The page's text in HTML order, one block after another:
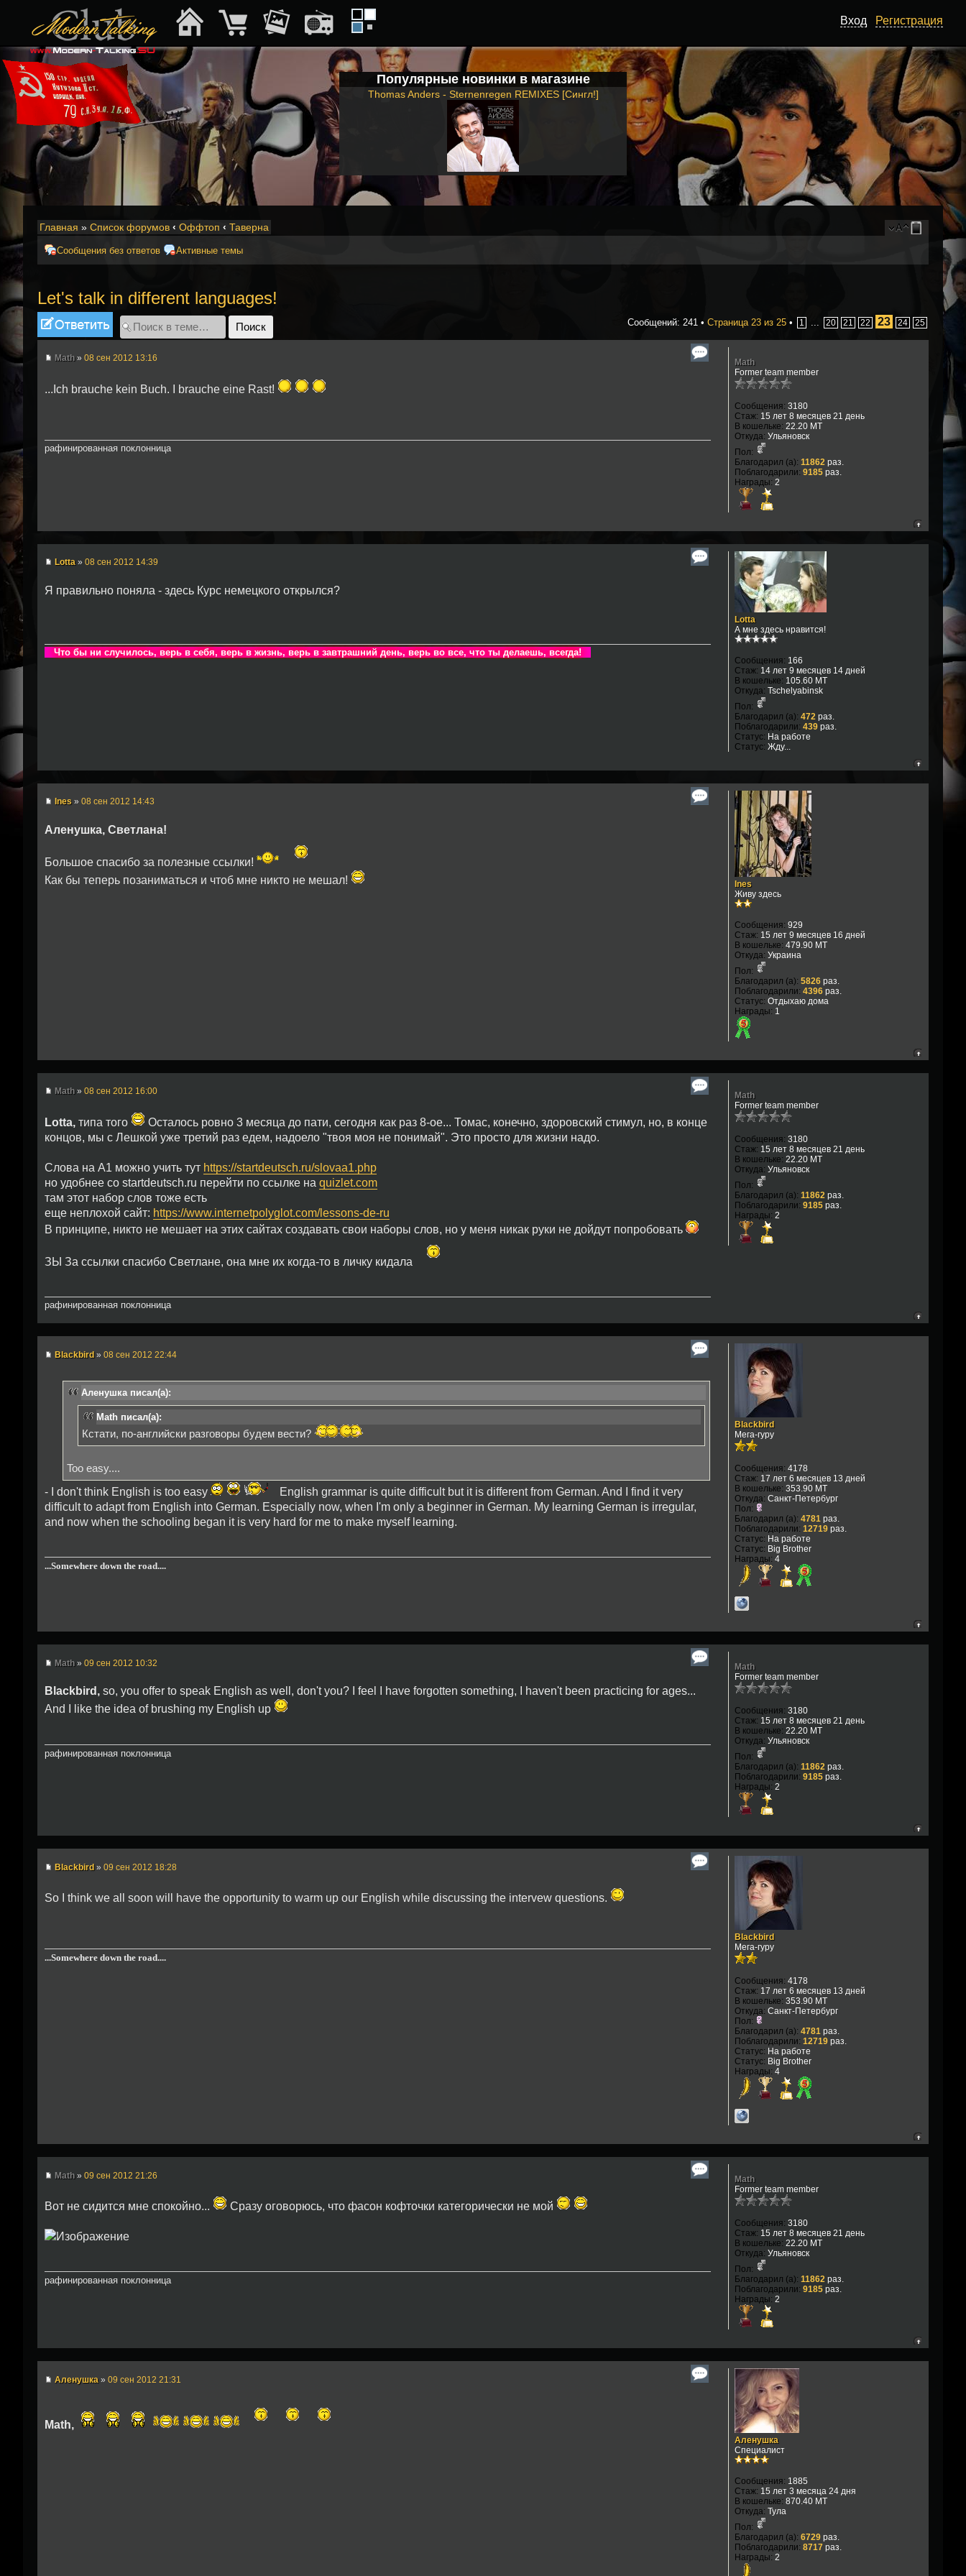
Популярные новинки в магазине
Thomas Anders - Sternenregen REMIXES [Сингл!]
Главная » Список форумов ‹ Оффтоп ‹ Таверна
Сообщения без ответов Активные темы
Let's talk in different languages!
Ответить Сообщений: 241 • Страница 23 из 25 • 1 20 21 22 23 24 25
Math » 08 сен 2012 13:16
...Ich brauche kein Buch. I brauche eine Rast!
рафинированная поклонница
Math
Former team member
Сообщения: 3180
Стаж: 15 лет 8 месяцев 21 день
В кошельке: 22.20 MT
Откуда: Ульяновск
Пол:
Благодарил (а): 11862раз.
Поблагодарили: 9185раз.
Награды: 2
Lotta » 08 сен 2012 14:39
Я правильно поняла - здесь Курс немецкого открылся?
Что бы ни случилось, верь в себя, верь в жизнь, верь в завтрашний день, верь во все, что ты делаешь, всегда!
Lotta
А мне здесь нравится!
Сообщения: 166
Стаж: 14 лет 9 месяцев 14 дней
В кошельке: 105.60 MT
Откуда: Tschelyabinsk
Пол:
Благодарил (а): 472раз.
Поблагодарили: 439раз.
Статус: На работе
Статус: Жду...
Ines » 08 сен 2012 14:43
Аленушка, Светлана!
Большое спасибо за полезные ссылки!
Как бы теперь позаниматься и чтоб мне никто не мешал!
Ines
Живу здесь
Сообщения: 929
Стаж: 15 лет 9 месяцев 16 дней
В кошельке: 479.90 MT
Откуда: Украина
Пол:
Благодарил (а): 5826раз.
Поблагодарили: 4396раз.
Статус: Отдыхаю дома
Награды: 1
Math » 08 сен 2012 16:00
Lotta, типа того
Осталось ровно 3 месяца до пати, сегодня как раз 8-ое... Томас, конечно, здоровский стимул, но, в конце
концов, мы с Лешкой уже третий раз едем, надоело "твоя моя не понимай". Это просто для жизни надо.
Слова на А1 можно учить тут https://startdeutsch.ru/slovaa1.php
но удобнее со startdeutsch.ru перейти по ссылке на quizlet.com
там этот набор слов тоже есть
еще неплохой сайт: https://www.internetpolyglot.com/lessons-de-ru
В принципе, никто не мешает на этих сайтах создавать свои наборы слов, но у меня никак руки не дойдут попробовать
ЗЫ За ссылки спасибо Светлане, она мне их когда-то в личку кидала
рафинированная поклонница
Math
Former team member
Сообщения: 3180
Стаж: 15 лет 8 месяцев 21 день
В кошельке: 22.20 MT
Откуда: Ульяновск
Пол:
Благодарил (а): 11862раз.
Поблагодарили: 9185раз.
Награды: 2
Blackbird » 08 сен 2012 22:44
Аленушка писал(а):
Math писал(а):
Кстати, по-английски разговоры будем вести?
Too easy....
- I don't think English is too easy
English grammar is quite difficult but it is different from German. And I find it very
difficult to adapt from English into German. Especially now, when I'm only a beginner in German. My learning German is irregular,
and now when the schooling began it is very hard for me to make myself learning.
...Somewhere down the road....
Blackbird
Мега-гуру
Сообщения: 4178
Стаж: 17 лет 6 месяцев 13 дней
В кошельке: 353.90 MT
Откуда: Санкт-Петербург
Пол:
Благодарил (а): 4781раз.
Поблагодарили: 12719раз.
Статус: На работе
Статус: Big Brother
Награды: 4
Math » 09 сен 2012 10:32
Blackbird, so, you offer to speak English as well, don't you? I feel I have forgotten something, I haven't been practicing for ages...
And I like the idea of brushing my English up
рафинированная поклонница
Math
Former team member
Сообщения: 3180
Стаж: 15 лет 8 месяцев 21 день
В кошельке: 22.20 MT
Откуда: Ульяновск
Пол:
Благодарил (а): 11862раз.
Поблагодарили: 9185раз.
Награды: 2
Blackbird » 09 сен 2012 18:28
So I think we all soon will have the opportunity to warm up our English while discussing the intervew questions.
...Somewhere down the road....
Blackbird
Мега-гуру
Сообщения: 4178
Стаж: 17 лет 6 месяцев 13 дней
В кошельке: 353.90 MT
Откуда: Санкт-Петербург
Пол:
Благодарил (а): 4781раз.
Поблагодарили: 12719раз.
Статус: На работе
Статус: Big Brother
Награды: 4
Math » 09 сен 2012 21:26
Вот не сидится мне спокойно... Сразу оговорюсь, что фасон кофточки категорически не мой
рафинированная поклонница
Math
Former team member
Сообщения: 3180
Стаж: 15 лет 8 месяцев 21 день
В кошельке: 22.20 MT
Откуда: Ульяновск
Пол:
Благодарил (а): 11862раз.
Поблагодарили: 9185раз.
Награды: 2
Аленушка » 09 сен 2012 21:31
Math,
Аленушка
Специалист
Сообщения: 1885
Стаж: 15 лет 3 месяца 24 дня
В кошельке: 870.40 MT
Откуда: Тула
Пол:
Благодарил (а): 6729раз.
Поблагодарили: 8717раз.
Награды: 2
Вход Регистрация